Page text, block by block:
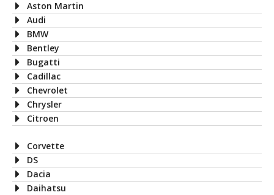
Aston Martin
Audi
BMW
Bentley
Bugatti
Cadillac
Chevrolet
Chrysler
Citroen
Corvette
DS
Dacia
Daihatsu